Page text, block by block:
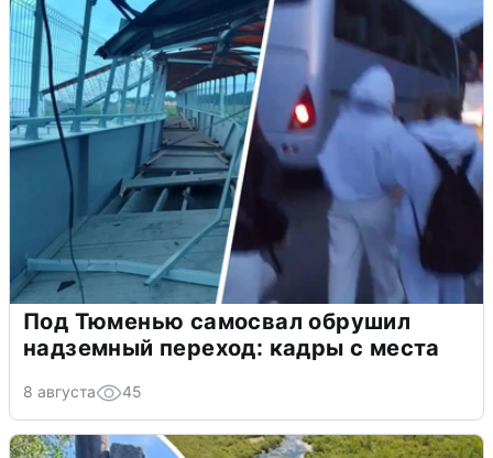
Под Тюменью самосвал обрушил
надземный переход: кадры с места
8 августа 45